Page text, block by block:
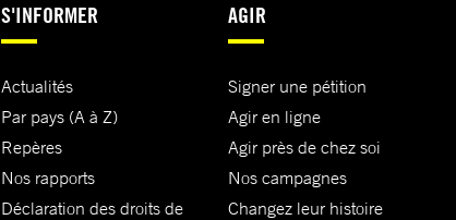
S'INFORMER
Actualités
Par pays (A à Z)
Repères
Nos rapports
Déclaration des droits de
AGIR
Signer une pétition
Agir en ligne
Agir près de chez soi
Nos campagnes
Changez leur histoire